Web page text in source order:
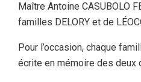
Maître Antoine CASUBOLO
familles DELORY et de
Pour l’occasion, chaque
écrite en mémoire des deux